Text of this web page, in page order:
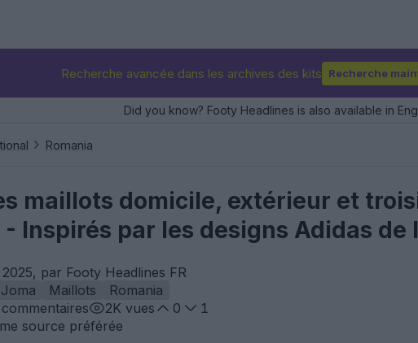
Recherche avancée dans les archives des kits Recherche
Did you know? Footy Headlines is also available in
Romania
maillots domicile, extérieur et
Inspirés par les designs Adidas de
par Footy Headlines FR
Joma Maillots
Romania
commentaires 2K vues 0
1
source préférée